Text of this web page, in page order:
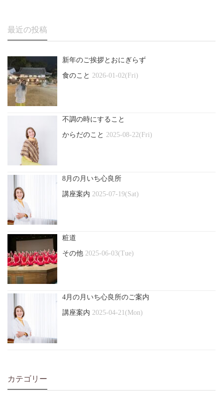
最近の投稿
新年のご挨拶とおにぎらず
食のこと 2026-01-02(Fri)
不調の時にすること
からだのこと 2025-08-22(Fri)
8月の月いち心良所
講座案内 2025-07-19(Sat)
粧道
その他 2025-06-03(Tue)
4月の月いち心良所のご案内
講座案内 2025-04-21(Mon)
カテゴリー